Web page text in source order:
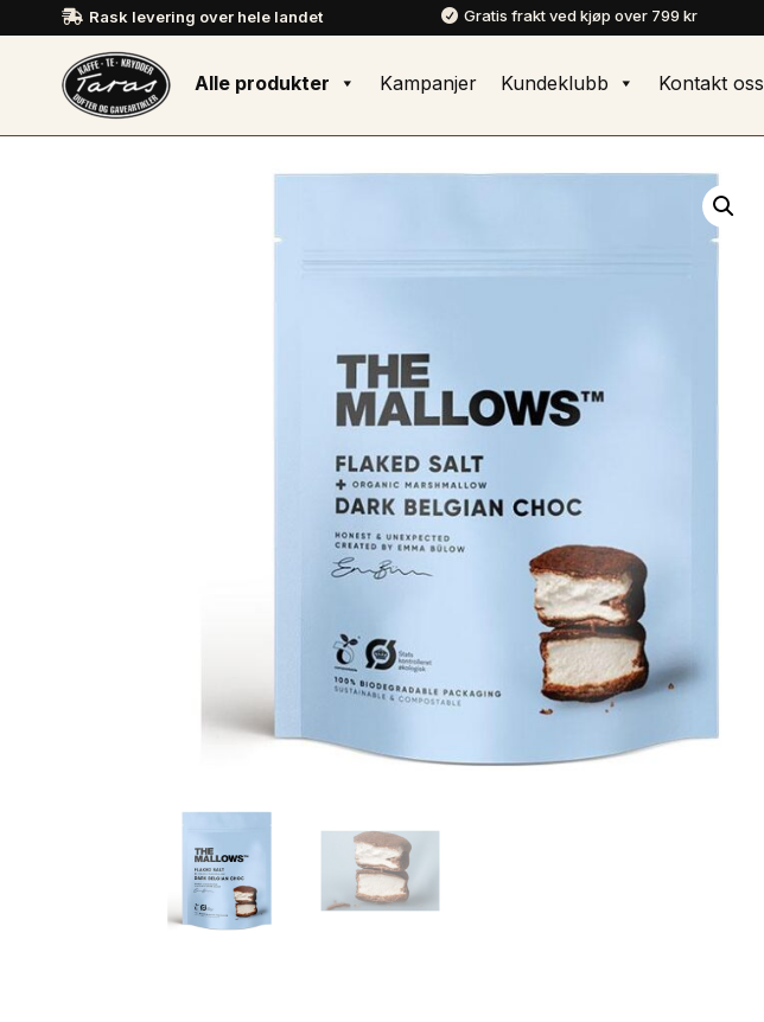
 Rask levering over hele landet  Gratis frakt ved kjøp over 799 kr
Alle produkter Kampanjer Kundeklubb Kontakt oss